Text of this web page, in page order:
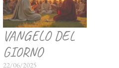
VANGELO DEL
GIORNO
22/06/2025